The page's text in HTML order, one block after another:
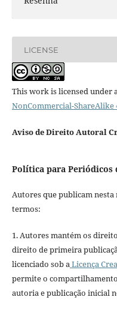
LICENSE
This work is licensed under
NonCommercial-
Aviso de Direito Autoral
Política para Periódicos
Autores que publicam
termos:
1. Autores mantém os
direito de primeira
licenciado sob aLicença
permite o
autoria e publicação inicial